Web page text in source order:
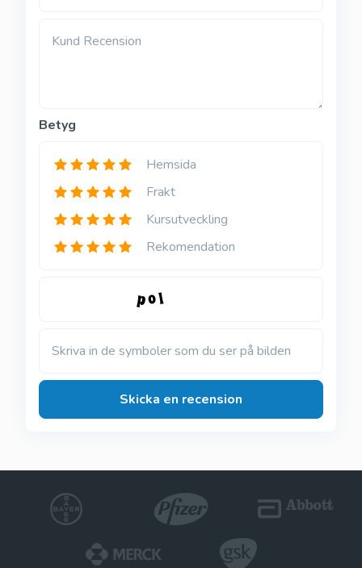
Kund Recension
Betyg
Hemsida
Frakt
Kursutveckling
Rekomendation
Skriva in de symboler som du ser på bilden
Skicka en recension